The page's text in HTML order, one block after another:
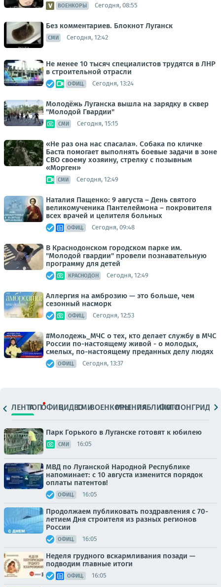
ВОЕНКОРЫ Сегодня, 08:55
Без комментариев. Блокнот Луганск
СМИ Сегодня, 12:42
Не менее 10 тысяч специалистов трудятся в ЛНР
в строительной отрасли
ОФИЦ. Сегодня, 13:24
Молодёжь Луганска вышла на зарядку в сквер
"Молодой Гвардии"
СМИ Сегодня, 15:15
«Не раз она нас спасала». Собака по кличке
Баста помогает выполнять боевые задачи в зоне
СВО своему хозяину, стрелку с позывным
«Морген»
СМИ Сегодня, 12:49
Наталия Пащенко: 9 августа – День святого
великомученика Пантелеймона – покровителя
всех врачей и целителя больных
ОФИЦ. Сегодня, 09:48
В Краснодонском городском парке им.
"Молодой гвардии" провели познавательную
программу для детей
КРАСНОДОН Сегодня, 12:49
Аллергия на амброзию — это больше, чем
сезонный насморк
ОФИЦ. Сегодня, 12:53
#Молодежь_МЧС о тех, кто делает службу в МЧС
России по-настоящему живой - о молодых,
смелых, по-настоящему преданных делу людях
ОФИЦ. Сегодня, 13:37
ЛЕНТАТОПОФИЦ.ВИДЕОСМИВОЕНКОРЫМНЕНИЯПАБЛИКИ
ФОТОЛОНГРИДЫ
Парк Горького в Луганске готовят к юбилею
СМИ 16:05
МВД по Луганской Народной Республике
напоминает: с 10 августа изменится порядок
оплаты патентов!
ОФИЦ. 16:05
Продолжаем публиковать поздравления с 70-
летием Дня строителя из разных регионов
России
ОФИЦ. 16:05
Неделя грудного вскармливания позади —
подводим главные итоги
ОФИЦ. 16:05